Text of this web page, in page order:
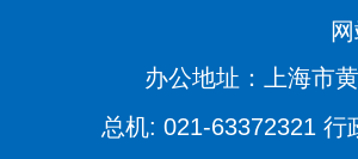
办公地址：上海市
总机: 021-63372321 行